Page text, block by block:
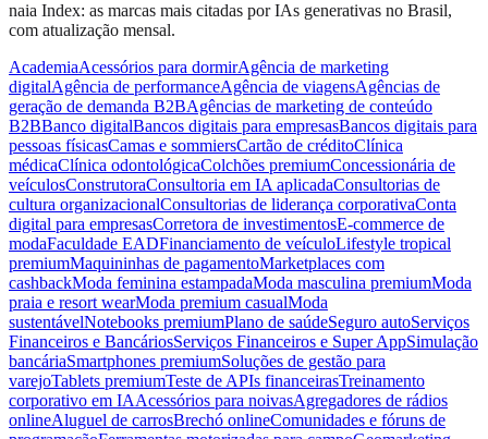
naia Index: as marcas mais citadas por IAs generativas no Brasil,
com atualização mensal.
AcademiaAcessórios para dormirAgência de marketing
digitalAgência de performanceAgência de viagensAgências de
geração de demanda B2BAgências de marketing de conteúdo
B2BBanco digitalBancos digitais para empresasBancos digitais para
pessoas físicasCamas e sommiersCartão de créditoClínica
médicaClínica odontológicaColchões premiumConcessionária de
veículosConstrutoraConsultoria em IA aplicadaConsultorias de
cultura organizacionalConsultorias de liderança corporativaConta
digital para empresasCorretora de investimentosE-commerce de
modaFaculdade EADFinanciamento de veículoLifestyle tropical
premiumMaquininhas de pagamentoMarketplaces com
cashbackModa feminina estampadaModa masculina premiumModa
praia e resort wearModa premium casualModa
sustentávelNotebooks premiumPlano de saúdeSeguro autoServiços
Financeiros e BancáriosServiços Financeiros e Super AppSimulação
bancáriaSmartphones premiumSoluções de gestão para
varejoTablets premiumTeste de APIs financeirasTreinamento
corporativo em IAAcessórios para noivasAgregadores de rádios
onlineAluguel de carrosBrechó onlineComunidades e fóruns de